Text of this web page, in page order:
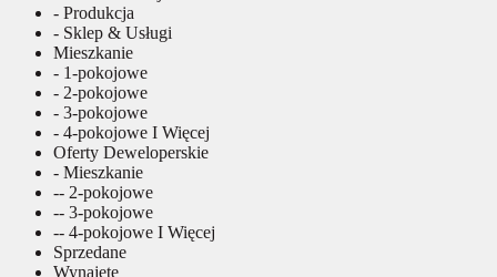
- Produkcja
- Sklep & Usługi
Mieszkanie
- 1-pokojowe
- 2-pokojowe
- 3-pokojowe
- 4-pokojowe I Więcej
Oferty Deweloperskie
- Mieszkanie
-- 2-pokojowe
-- 3-pokojowe
-- 4-pokojowe I Więcej
Sprzedane
Wynajęte